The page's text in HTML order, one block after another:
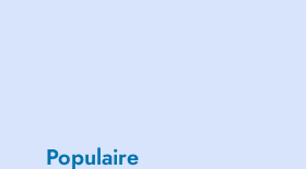
Populaire